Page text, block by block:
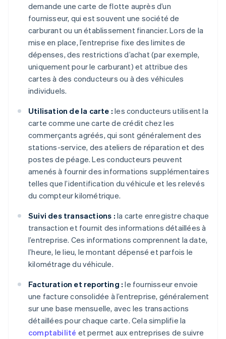
demande une carte de flotte auprès d’un
fournisseur, qui est souvent une société de
carburant ou un établissement financier. Lors de la
mise en place, l’entreprise fixe des limites de
dépenses, des restrictions d’achat (par exemple,
uniquement pour le carburant) et attribue des
cartes à des conducteurs ou à des véhicules
individuels.
Utilisation de la carte : les conducteurs utilisent la
carte comme une carte de crédit chez les
commerçants agréés, qui sont généralement des
stations-service, des ateliers de réparation et des
postes de péage. Les conducteurs peuvent
amenés à fournir des informations supplémentaires
telles que l’identification du véhicule et les relevés
du compteur kilométrique.
Suivi des transactions : la carte enregistre chaque
transaction et fournit des informations détaillées à
l’entreprise. Ces informations comprennent la date,
l’heure, le lieu, le montant dépensé et parfois le
kilométrage du véhicule.
Facturation et reporting : le fournisseur envoie
une facture consolidée à l’entreprise, généralement
sur une base mensuelle, avec les transactions
détaillées pour chaque carte. Cela simplifie la
comptabilité et permet aux entreprises de suivre